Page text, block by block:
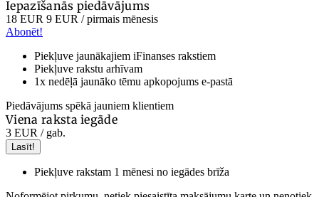
Iepazīšanās piedāvājums
18 EUR 9 EUR / pirmais mēnesis
Abonēt!
Piekļuve jaunākajiem iFinanses rakstiem
Piekļuve rakstu arhīvam
1x nedēļā jaunāko tēmu apkopojums e-pastā
Piedāvājums spēkā jauniem klientiem
Viena raksta iegāde
3 EUR / gab.
Lasīt!
Piekļuve rakstam 1 mēnesi no iegādes brīža